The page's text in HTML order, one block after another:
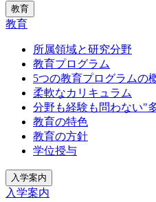
教育
教育
所属領域と研究分野
教育プログラム
5つの教育プログラムの
柔軟なカリキュラム
分野も経験も問わない"
教育の特色
教育の方針
学位授与
入学案内
入学案内